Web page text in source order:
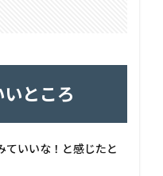
いところ
ていいな！と感じたと